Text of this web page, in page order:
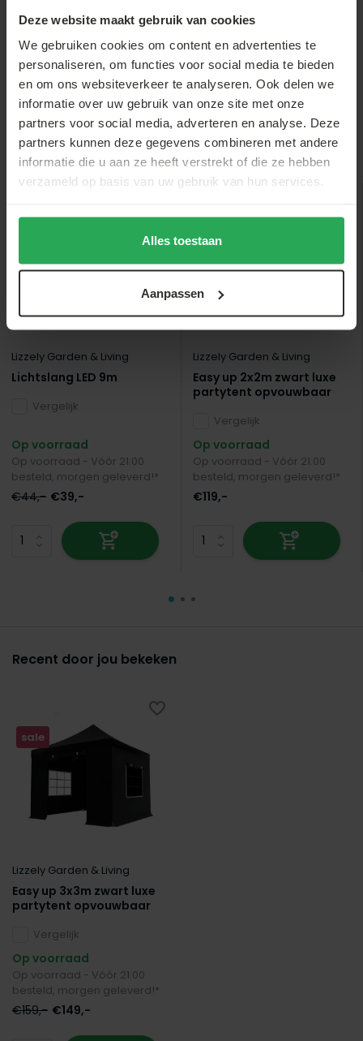
Deze website maakt gebruik van cookies
We gebruiken cookies om content en advertenties te
personaliseren, om functies voor social media te bieden
en om ons websiteverkeer te analyseren. Ook delen we
informatie over uw gebruik van onze site met onze
partners voor social media, adverteren en analyse. Deze
partners kunnen deze gegevens combineren met andere
informatie die u aan ze heeft verstrekt of die ze hebben
verzameld op basis van uw gebruik van hun services.
Alles toestaan
Aanpassen
€2,-
€34,-
€33,-
€8,-
Anderen bekeken ook
Lizzely Garden & Living
Lichtslang LED 9m
Vergelijk
Op voorraad
Op voorraad - Vóór 21:00
besteld, morgen geleverd!*
€44,- €39,-
Lizzely Garden & Living
Easy up 2x2m zwart luxe
partytent opvouwbaar
Vergelijk
Op voorraad
Op voorraad - Vóór 21:00
besteld, morgen geleverd!*
€119,-
Recent door jou bekeken
sale
Lizzely Garden & Living
Easy up 3x3m zwart luxe
partytent opvouwbaar
Vergelijk
Op voorraad
Op voorraad - Vóór 21:00
besteld, morgen geleverd!*
€159,- €149,-